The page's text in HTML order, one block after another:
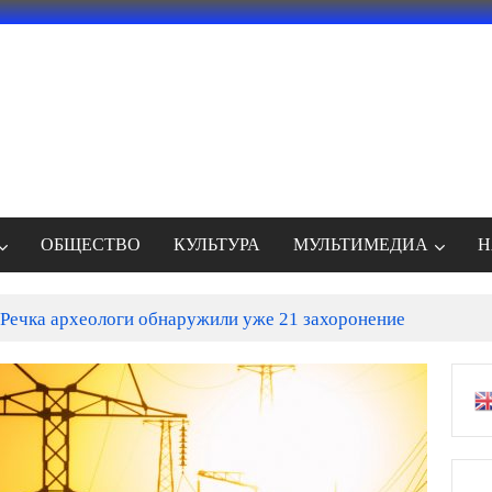
ОБЩЕСТВО КУЛЬТУРА МУЛЬТИМЕДИА
археологи обнаружили уже 21 захоронение